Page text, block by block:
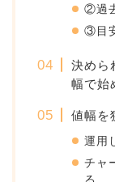
②過
③目
決めら
幅で始
値幅を
運用
チャ